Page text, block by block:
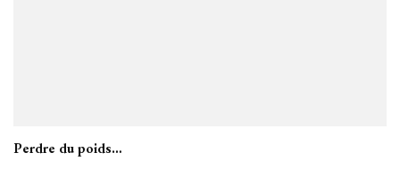
Perdre du poids…